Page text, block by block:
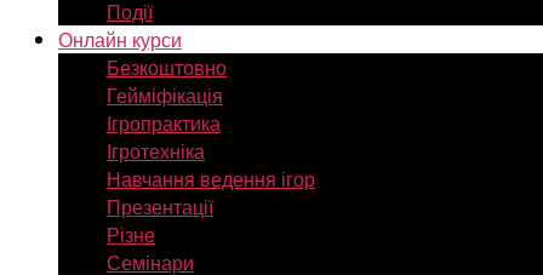
Події
Онлайн курси
Безкоштовно
Гейміфікація
Ігропрактика
Ігротехніка
Навчання ведення ігор
Презентації
Різне
Семінари